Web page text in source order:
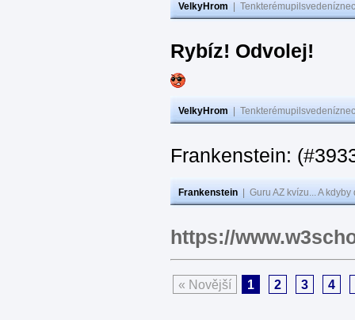
VelkyHrom
Rybíz! Odvolej!
VelkyHrom
Frankenstein:
Frankenstein Guru AZ kvízu... A
https://
« Novější 1 2 3 4